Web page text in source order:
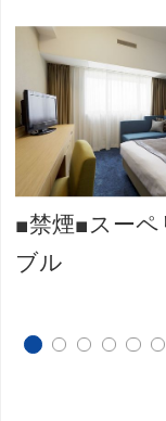
■禁煙■スー
ブル